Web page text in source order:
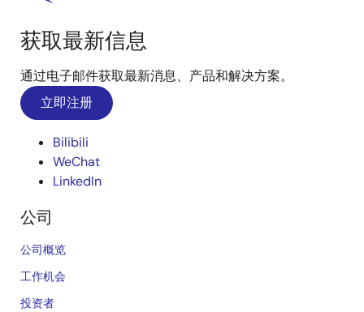
获取最新信息
通过电子邮件获取最新消息、产品和解决方案。
立即注册
Bilibili
WeChat
LinkedIn
公司
公司概览
工作机会
投资者